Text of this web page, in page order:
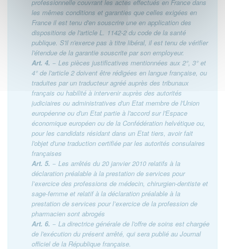
professionnelle couvrant les actes effectués en France dans
les mêmes conditions et garanties que celles exigées en
France il est tenu d'en souscrire une en application des
dispositions de l'article L. 1142-2 du code de la santé
publique. S'il n'exerce pas à titre libéral, il est tenu de vérifier
l'étendue de la garantie souscrite par son employeur.
Art. 4. − Les pièces justificatives mentionnées aux 2°, 3° et
4° de l'article 2 doivent être rédigées en langue française, ou
traduites par un traducteur agréé auprès des tribunaux
français ou habilité à intervenir auprès des autorités
judiciaires ou administratives d'un Etat membre de l'Union
européenne ou d'un Etat partie à l'accord sur l'Espace
économique européen ou de la Confédération helvétique ou,
pour les candidats résidant dans un Etat tiers, avoir fait
l'objet d'une traduction certifiée par les autorités consulaires
françaises
Art. 5. − Les arrêtés du 20 janvier 2010 relatifs à la
déclaration préalable à la prestation de services pour
l’exercice des professions de médecin, chirurgien-dentiste et
sage-femme et relatif à la déclaration préalable à la
prestation de services pour l’exercice de la profession de
pharmacien sont abrogés
Art. 6. − La directrice générale de l'offre de soins est chargée
de l'exécution du présent arrêté, qui sera publié au Journal
officiel de la République française.